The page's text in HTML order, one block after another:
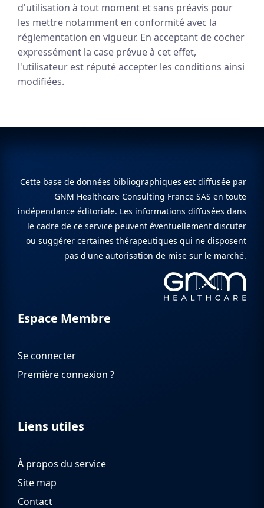
d'utilisation à tout moment et sans préavis pour
les mettre notamment en conformité avec la
réglementation en vigueur. En acceptant de cocher
expressément la case prévue à cet effet,
l'utilisateur est réputé accepter les conditions ainsi
modifiées.
Cette base de données bibliographiques est diffusée par
GNM Healthcare Consulting France SAS en toute
indépendance éditoriale. Les informations diffusées dans
le cadre de ce service peuvent éventuellement discuter
ou suggérer certaines thérapeutiques qui ne disposent
pas d'une autorisation de mise sur le marché.
Espace Membre
Se connecter
Première connexion ?
Liens utiles
À propos du service
Site map
Contact